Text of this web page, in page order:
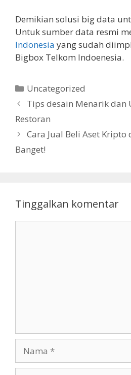
Demikian solusi big data
Untuk sumber data resmi
Indonesia yang sudah
Bigbox Telkom Indoenesia.
Kategori
Uncategorized
Tips desain Menarik dan
Restoran
Cara Jual Beli Aset
Banget!
Tinggalkan komentar